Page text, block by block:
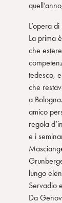
L’opera
La prima
che
tedesco,
che
a
amico
regola
e i
lungo
Servadio
Da